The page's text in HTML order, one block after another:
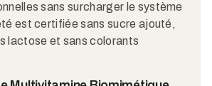
sans surcharger le système
est certifiée sans sucre ajouté,
lactose et sans colorants